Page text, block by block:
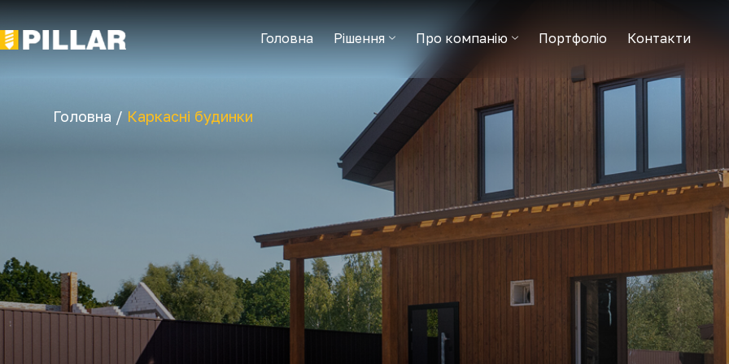
Головна Рішення Про компанію Портфоліо Контакти
Головна / Каркасні будинки